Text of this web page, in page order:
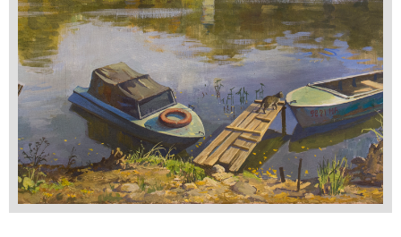
Сбросить